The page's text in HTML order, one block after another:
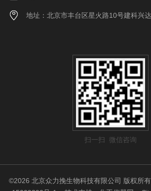
地址：北京市丰台区星火路10号建科兴
扫一扫 微信咨询
©2026 北京众力挽生物科技有限公司 版权